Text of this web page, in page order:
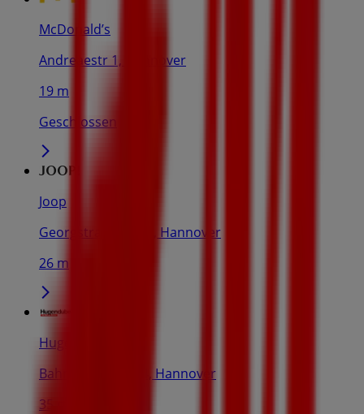
McDonald’s
Andreaestr 1, Hannover
19 m
Geschlossen
Joop
Georgstraße 31-33, Hannover
26 m
Hugendubel
Bahnhofstraße 14, Hannover
35 m